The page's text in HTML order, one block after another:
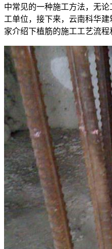
中常见的一种施工方法，无
工单位，接下来，云南科华
家介绍下植筋的施工工艺流程